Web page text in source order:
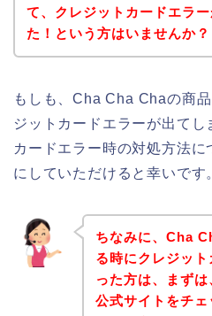
て、クレジットカードエラ
た！という方はいませんか？
もしも、Cha Cha Chaの商
ジットカードエラーが出てし
カードエラー時の対処方法
にしていただけると幸いです
ちなみに、Cha
る時にクレジッ
った方は、まず
公式サイトをチ